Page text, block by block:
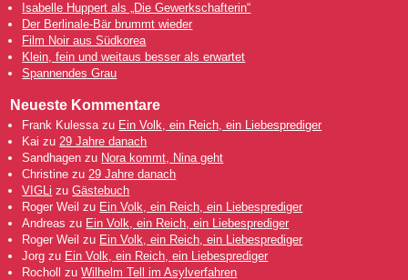
Isabelle Huppert als „Die Gewerkschafterin“
Der Berlinale-Bär brummt wieder
Film Noir aus Südkorea
Klein, fein und weitaus besser als erwartet
Spannendes Grau
Neueste Kommentare
Frank Kulessa zu Ein Volk, ein Reich, ein Liebesprediger
Kai zu 29 Jahre danach
Sandhagen zu Nora kommt, Nina geht
Christine zu 29 Jahre danach
VIGLi zuGästebuch
Roger Weil zu Ein Volk, ein Reich, ein Liebesprediger
Andreas zu Ein Volk, ein Reich, ein Liebesprediger
Roger Weil zu Ein Volk, ein Reich, ein Liebesprediger
Jorg zu Ein Volk, ein Reich, ein Liebesprediger
Rocholl
zuWilhelm Tell im Asylverfahren